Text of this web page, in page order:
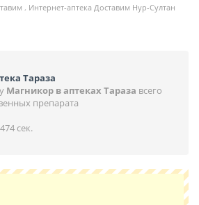
Интернет-аптека Доставим Нур-Султан
Тараза
Магникор в аптеках Тараза всего
препарата
сек.